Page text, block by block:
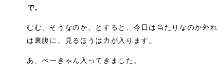
で。
むむ、そうなのか。とすると、今日は当たりなのか外
は裏腹に、見るほうは力が入ります。
あ、べーきゃん入ってきました。